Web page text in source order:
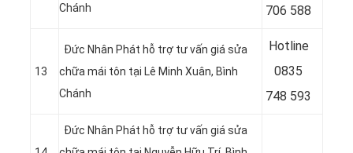
Chánh
706 588
13
Đức Nhân Phát hỗ trợ tư vấn giá sửa
chữa mái tôn tại Lê Minh Xuân, Bình
Chánh
Hotline
0835
748 593
Đức Nhân Phát hỗ trợ tư vấn giá sửa